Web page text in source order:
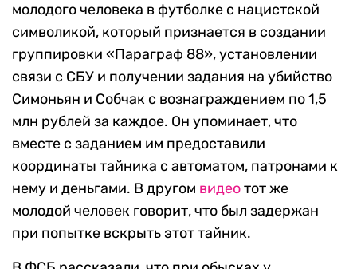
молодого человека в футболке с нацистской
символикой, который признается в создании
группировки «Параграф 88», установлении
связи с СБУ и получении задания на убийство
Симоньян и Собчак с вознаграждением по 1,5
млн рублей за каждое. Он упоминает, что
вместе с заданием им предоставили
координаты тайника с автоматом, патронами к
нему и деньгами. В другом видеотот же
молодой человек говорит, что был задержан
при попытке вскрыть этот тайник.